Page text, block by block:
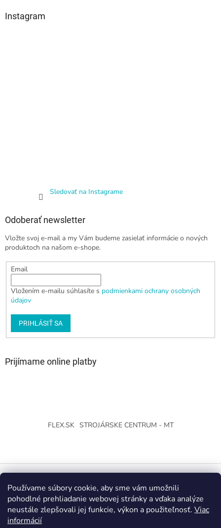
Používame súbory cookie, aby sme vám umožnili
pohodlné prehliadanie webovej stránky a vďaka analýze
neustále zlepšovali jej funkcie, výkon a použiteľnosť. Viac
informácií
Instagram
Sledovať na Instagrame
Odoberať newsletter
Vložte svoj e-mail a my Vám budeme zasielať informácie o nových
produktoch na našom e-shope.
Email
Vložením e-mailu súhlasíte s podmienkami ochrany osobných
údajov
PRIHLÁSIŤ SA
Prijímame online platby
FLEX.SK STROJÁRSKE CENTRUM - MT
Vytvoril Shoptet
Copyright 2026